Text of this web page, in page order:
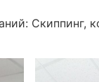
Скиппинг,